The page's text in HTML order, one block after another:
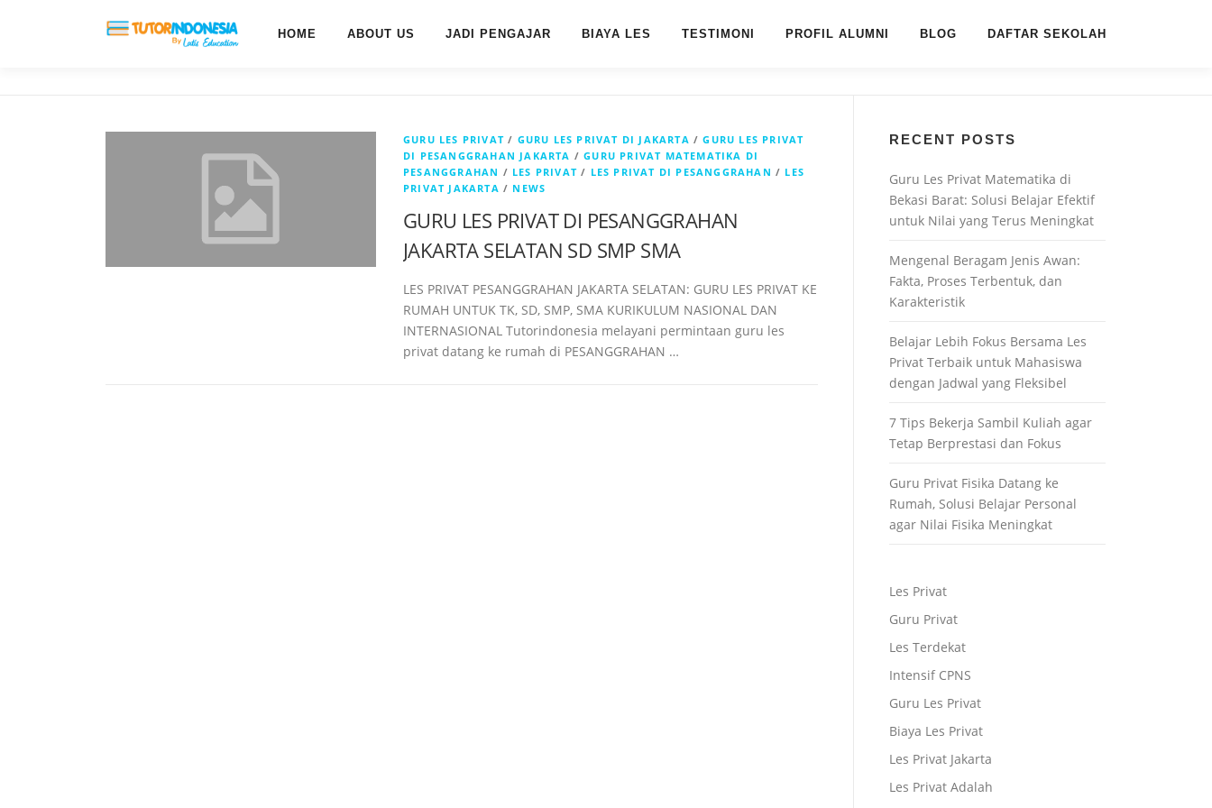
HOME ABOUT US JADI PENGAJAR BIAYA LES TESTIMONI PROFIL ALUMNI BLOG DAFTAR SEKOLAH
GURU LES PRIVAT / GURU LES PRIVAT DI JAKARTA /GURU LES PRIVAT
DI PESANGGRAHAN JAKARTA /GURU PRIVAT MATEMATIKA DI
PESANGGRAHAN / LES PRIVAT / LES PRIVAT DI PESANGGRAHAN / LES
PRIVAT JAKARTA / NEWS
GURU LES PRIVAT DI PESANGGRAHAN
JAKARTA SELATAN SD SMP SMA
LES PRIVAT PESANGGRAHAN JAKARTA SELATAN: GURU LES PRIVAT KE
RUMAH UNTUK TK, SD, SMP, SMA KURIKULUM NASIONAL DAN
INTERNASIONAL Tutorindonesia melayani permintaan guru les
privat datang ke rumah di PESANGGRAHAN …
RECENT POSTS
Guru Les Privat Matematika di
Bekasi Barat: Solusi Belajar Efektif
untuk Nilai yang Terus Meningkat
Mengenal Beragam Jenis Awan:
Fakta, Proses Terbentuk, dan
Karakteristik
Belajar Lebih Fokus Bersama Les
Privat Terbaik untuk Mahasiswa
dengan Jadwal yang Fleksibel
7 Tips Bekerja Sambil Kuliah agar
Tetap Berprestasi dan Fokus
Guru Privat Fisika Datang ke
Rumah, Solusi Belajar Personal
agar Nilai Fisika Meningkat
Les Privat
Guru Privat
Les Terdekat
Intensif CPNS
Guru Les Privat
Biaya Les Privat
Les Privat Jakarta
Les Privat Adalah